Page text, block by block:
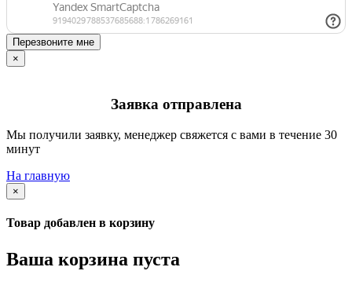
Перезвоните мне
×
Заявка отправлена
Мы получили заявку, менеджер свяжется с вами в течение 30
минут
На главную
×
Товар добавлен в корзину
Ваша корзина пуста